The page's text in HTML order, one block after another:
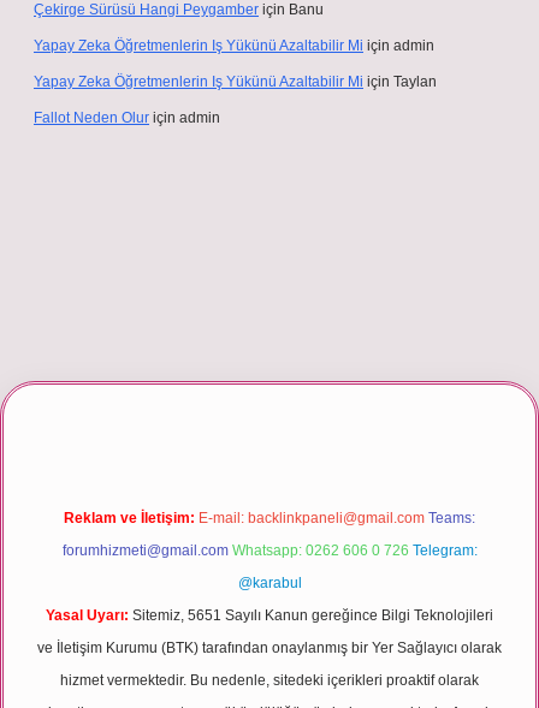
Çekirge Sürüsü Hangi Peygamber için Banu
Yapay Zeka Öğretmenlerin Iş Yükünü Azaltabilir Mi için admin
Yapay Zeka Öğretmenlerin Iş Yükünü Azaltabilir Mi için Taylan
Fallot Neden Olur için admin
giriş
Reklam ve İletişim: E-mail: backlinkpaneli@gmail.com Teams:
forumhizmeti@gmail.com Whatsapp: 0262 606 0 726 Telegram:
@karabul
Yasal Uyarı: Sitemiz, 5651 Sayılı Kanun gereğince Bilgi Teknolojileri
ve İletişim Kurumu (BTK) tarafından onaylanmış bir Yer Sağlayıcı olarak
hizmet vermektedir. Bu nedenle, sitedeki içerikleri proaktif olarak